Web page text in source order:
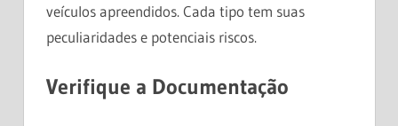
veículos apreendidos. Cada tipo tem suas
peculiaridades e potenciais riscos.
Verifique a Documentação